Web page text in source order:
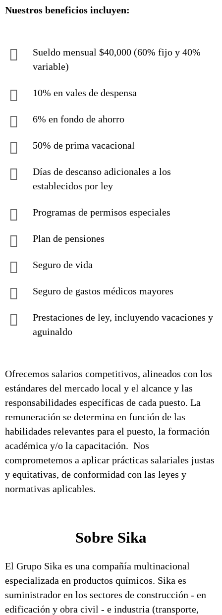
Nuestros beneficios incluyen:
Sueldo mensual $40,000 (60% fijo y 40%
variable)
10% en vales de despensa
6% en fondo de ahorro
50% de prima vacacional
Días de descanso adicionales a los
establecidos por ley
Programas de permisos especiales
Plan de pensiones
Seguro de vida
Seguro de gastos médicos mayores
Prestaciones de ley, incluyendo vacaciones y
aguinaldo
Ofrecemos salarios competitivos, alineados con los
estándares del mercado local y el alcance y las
responsabilidades específicas de cada puesto. La
remuneración se determina en función de las
habilidades relevantes para el puesto, la formación
académica y/o la capacitación. Nos
comprometemos a aplicar prácticas salariales justas
y equitativas, de conformidad con las leyes y
normativas aplicables.
Sobre Sika
El Grupo Sika es una compañía multinacional
especializada en productos químicos. Sika es
suministrador en los sectores de construcción - en
edificación y obra civil - e industria (transporte,